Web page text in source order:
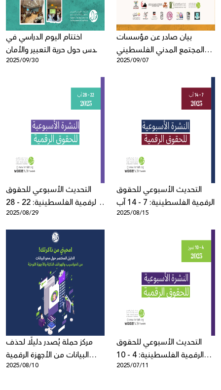
اختتام اليوم الدراسي في
القدس حول حرية التعبير والأمان
الرقمي خلال الأزمات والحروب
2025/09/30
بيان صادر عن مؤسسات
المجتمع المدني الفلسطيني
في الداخل حول العقوبات
فلسطينية حقوقية رائدة
2025/09/07
التحديث الأسبوعي للحقوق
الرقمية الفلسطينية: 22 - 28
آب
2025/08/29
التحديث الأسبوعي للحقوق
الرقمية الفلسطينية: 7 - 14 آب
2025/08/15
مركز حملة يُصدر دليلًا لحذف
البيانات من الأجهزة الرقمية
لحماية الخصوصية
2025/08/10
التحديث الأسبوعي للحقوق
الرقمية الفلسطينية: 4 - 10
تموز
2025/07/11